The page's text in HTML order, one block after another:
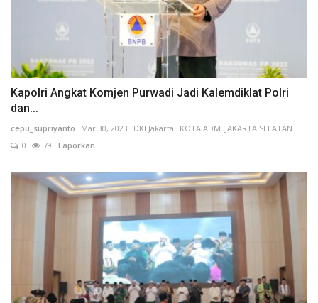
Kapolri Angkat Komjen Purwadi Jadi Kalemdiklat Polri
dan...
cepu_supriyanto Mar 30, 2023 DKI Jakarta
KOTA ADM. JAKARTA SELATAN
0
79 Laporkan